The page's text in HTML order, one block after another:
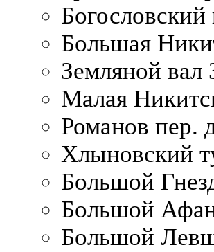
Большая
Земляной вал
Малая
Романов пер.
Хлыновский
Большой
Большой
Большой